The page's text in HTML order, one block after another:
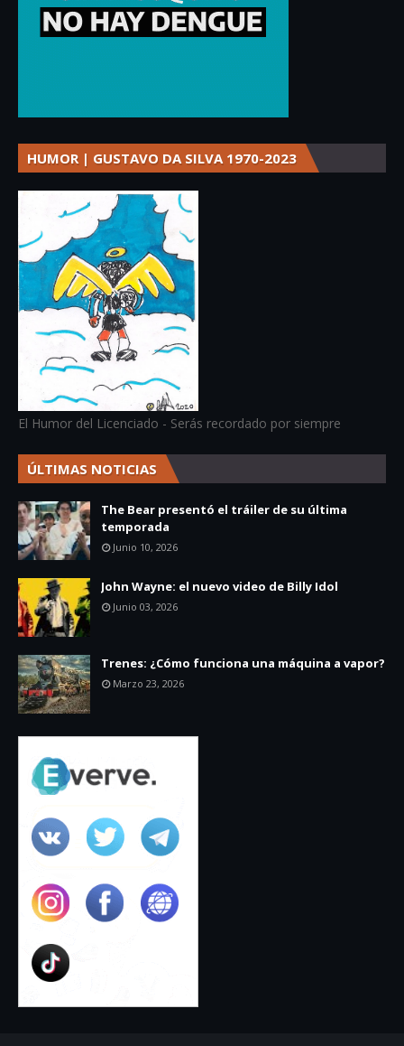
HUMOR | GUSTAVO DA SILVA 1970-2023
El Humor del Licenciado - Serás recordado por siempre
ÚLTIMAS NOTICIAS
The Bear presentó el tráiler de su última
temporada
Junio 10, 2026
John Wayne: el nuevo video de Billy Idol
Junio 03, 2026
Trenes: ¿Cómo funciona una máquina a vapor?
Marzo 23, 2026